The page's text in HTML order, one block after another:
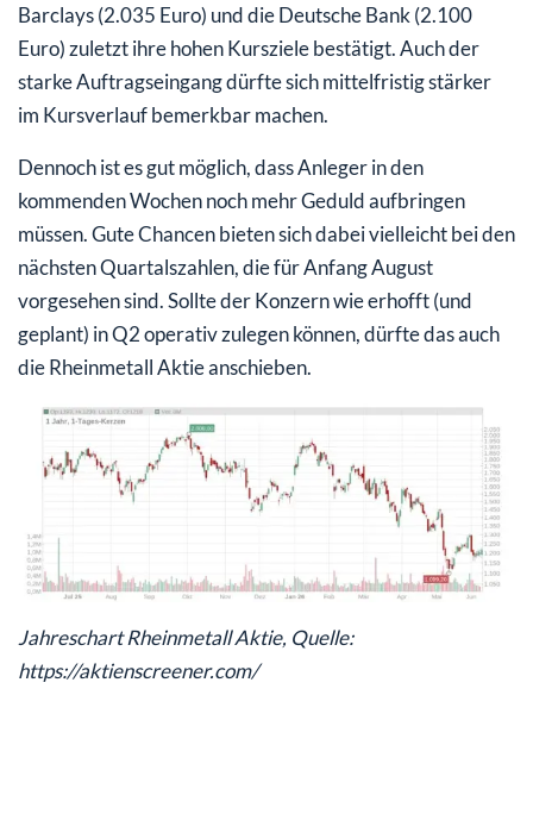
Barclays (2.035 Euro) und die Deutsche Bank (2.100
Euro) zuletzt ihre hohen Kursziele bestätigt. Auch der
starke Auftragseingang dürfte sich mittelfristig stärker
im Kursverlauf bemerkbar machen.
Dennoch ist es gut möglich, dass Anleger in den
kommenden Wochen noch mehr Geduld aufbringen
müssen. Gute Chancen bieten sich dabei vielleicht bei den
nächsten Quartalszahlen, die für Anfang August
vorgesehen sind. Sollte der Konzern wie erhofft (und
geplant) in Q2 operativ zulegen können, dürfte das auch
die Rheinmetall Aktie anschieben.
Jahreschart Rheinmetall Aktie, Quelle:
https://aktienscreener.com/